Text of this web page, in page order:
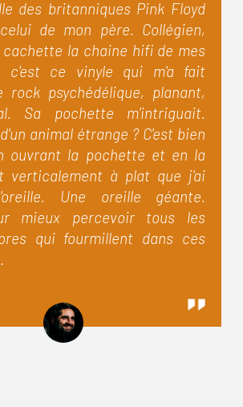
des britanniques Pink Floyd
de mon père. Collégien,
la chaine hifi de mes
c'est ce vinyle qui m'a fait
rock psychédélique, planant,
Sa pochette m'intriguait.
animal étrange ? C'est bien
ouvrant la pochette et en la
verticalement à plat que j'ai
Une oreille géante.
mieux percevoir tous les
qui fourmillent dans ces